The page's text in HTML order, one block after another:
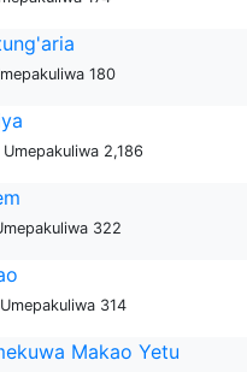
180
2,186
322
314
Makao Yetu